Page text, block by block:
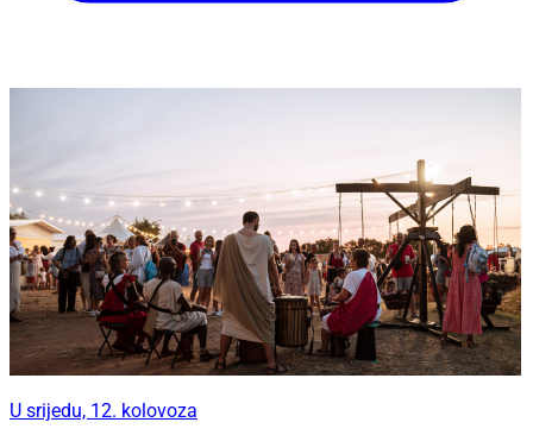
U srijedu, 12. kolovoza